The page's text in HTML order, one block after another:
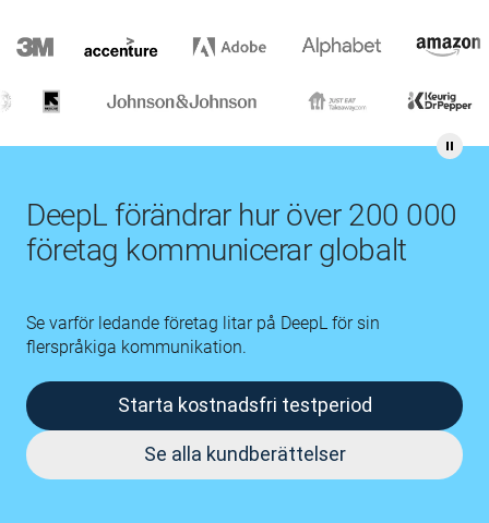
DeepL förändrar hur över 200 000
företag kommunicerar globalt
Se varför ledande företag litar på DeepL för sin
flerspråkiga kommunikation.
Starta kostnadsfri testperiod
Se alla kundberättelser